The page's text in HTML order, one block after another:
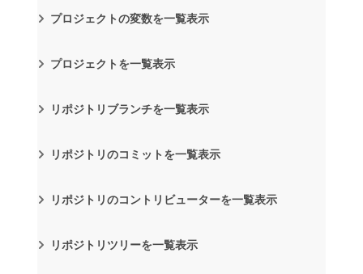
プロジェクトの変数を一覧表示
プロジェクトを一覧表示
リポジトリブランチを一覧表示
リポジトリのコミットを一覧表示
リポジトリのコントリビューターを一覧表示
リポジトリツリーを一覧表示